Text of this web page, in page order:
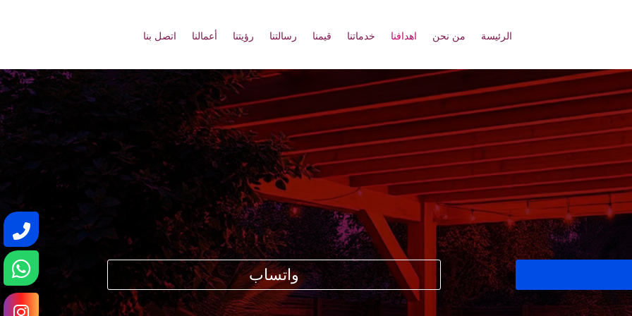
الرئيسة من نحن اهدافنا خدماتنا قيمنا رسالتنا رؤيتنا أعمالنا اتصل بنا
واتساب